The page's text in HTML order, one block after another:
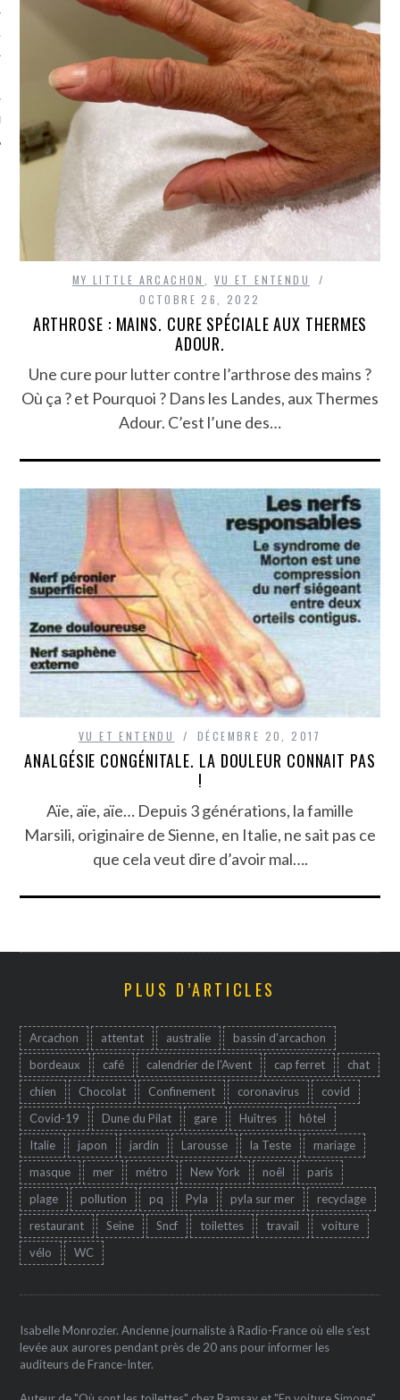
ARCACHON
MY LITTLE ARCACHON
VU ET ENTENDU
OCTOBRE 26, 2022
ARTHROSE : MAINS. CURE SPÉCIALE AUX THERMES
ADOUR.
Une cure pour lutter contre l’arthrose des mains ?
Où ça ? et Pourquoi ? Dans les Landes, aux Thermes
Adour. C’est l’une des…
VU ET ENTENDU DÉCEMBRE 20, 2017
ANALGÉSIE CONGÉNITALE. LA DOULEUR CONNAIT PAS
!
Aïe, aïe, aïe… Depuis 3 générations, la famille
Marsili, originaire de Sienne, en Italie, ne sait pas ce
que cela veut dire d’avoir mal….
PLUS D’ARTICLES
Arcachon attentat australie
bassin d'arcachon
bordeaux
café calendrier de l'Avent cap ferret
chat
chien
Chocolat Confinement coronavirus
covid
Covid-19
Dune du Pilat gare Huîtres
hôtel
Italie
japon jardin Larousse la Teste
mariage
masque
mer métro New York noêl
paris
plage
pollution pq Pyla pyla sur mer
recyclage
restaurant
Seine Sncf toilettes travail
voiture
vélo
WC
Isabelle Monrozier. Ancienne journaliste à Radio-France où elle s'est
levée aux aurores pendant près de 20 ans pour informer les
auditeurs de France-Inter.